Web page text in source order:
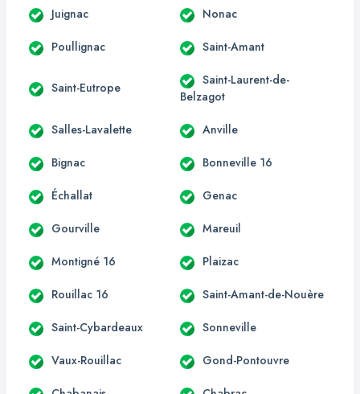
Juignac Nonac
Poullignac Saint-Amant
Saint-Eutrope
Saint-Laurent-de-
Belzagot
Salles-Lavalette Anville
Bignac Bonneville 16
Échallat Genac
Gourville Mareuil
Montigné 16 Plaizac
Rouillac 16 Saint-Amant-de-Nouère
Saint-Cybardeaux Sonneville
Vaux-Rouillac Gond-Pontouvre